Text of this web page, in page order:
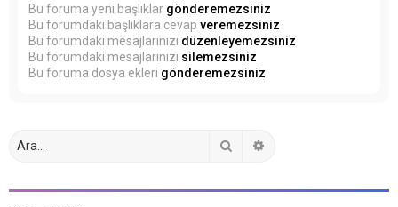
Bu foruma yeni başlıklar gönderemezsiniz
Bu forumdaki başlıklara cevap veremezsiniz
Bu forumdaki mesajlarınızı düzenleyemezsiniz
Bu forumdaki mesajlarınızı silemezsiniz
Bu foruma dosya ekleri gönderemezsiniz